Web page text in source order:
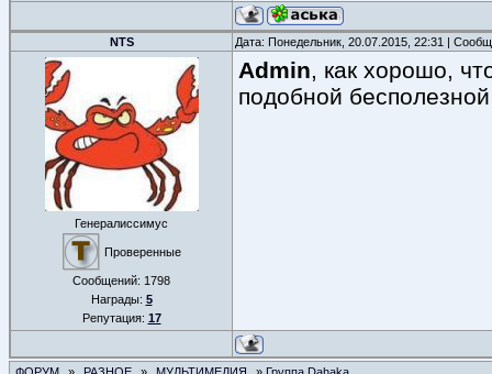
NTS Дата: Понедельник, 20.07.2015, 22:31 |
Генералиссимус
Проверенные
Сообщений: 1798
Награды: 5
Репутация: 17
Admin, как хорошо,
подобной